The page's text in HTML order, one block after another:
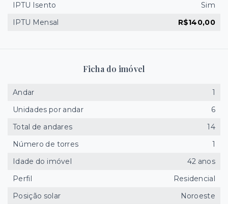
IPTU Isento
Sim
IPTU Mensal
R$140,00
Ficha do imóvel
Andar
1
Unidades por andar
6
Total de andares
14
Número de torres
1
Idade do imóvel
42 anos
Perfil
Residencial
Posição solar
Noroeste